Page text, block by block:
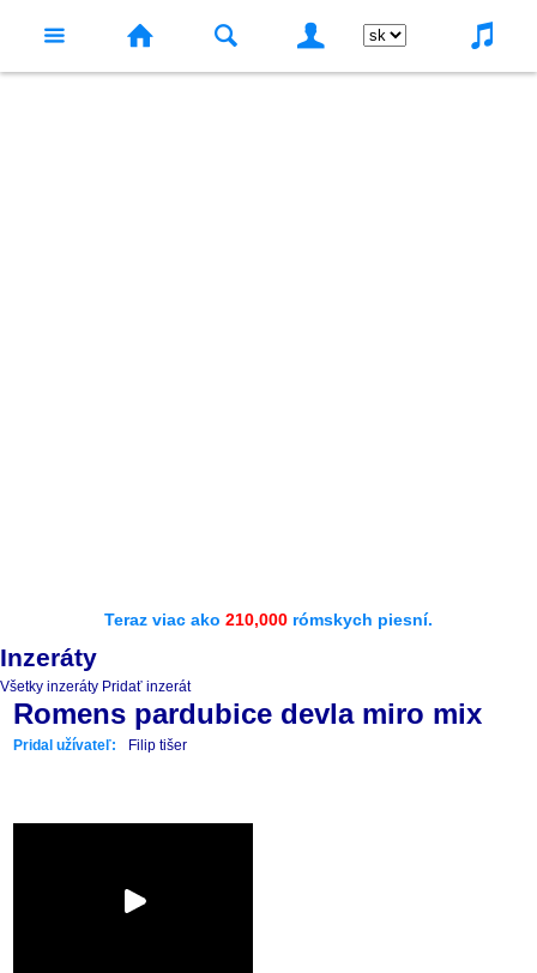
Teraz viac ako 210,000 rómskych piesní.
Inzeráty
Všetky inzeráty Pridať inzerát
Romens pardubice devla miro mix
Pridal užívateľ: Filip tišer